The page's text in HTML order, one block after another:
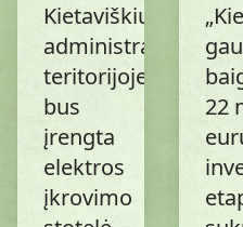
Kietaviškių
administracijos
teritorijoje
bus
įrengta
elektros
įkrovimo
22